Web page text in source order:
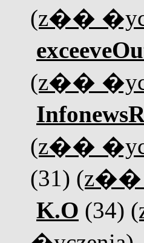
(z��
(z��
(z��
(31) (z��
K.O (34)